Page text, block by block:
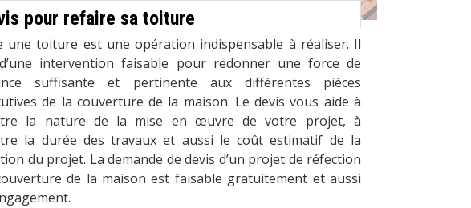
pour refaire sa toiture
une toiture est une opération indispensable à réaliser. Il
intervention faisable pour redonner une force de
suffisante et pertinente aux différentes pièces
de la couverture de la maison. Le devis vous aide à
la nature de la mise en œuvre de votre projet, à
la durée des travaux et aussi le coût estimatif de la
du projet. La demande de devis d’un projet de réfection
de la maison est faisable gratuitement et aussi